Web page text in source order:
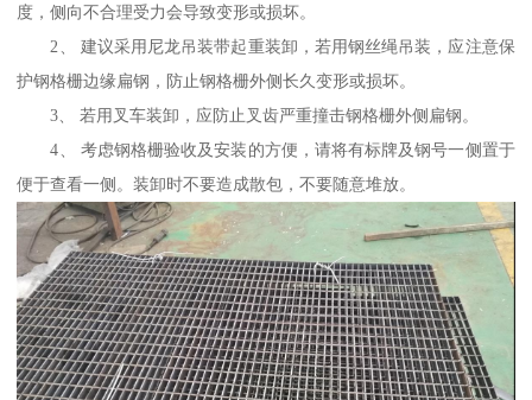
度，侧向不合理受力会导致变形或损坏。
2、 建议采用尼龙吊装带起重装卸，若用钢丝绳吊装，应注意保
护钢格栅边缘扁钢，防止钢格栅外侧长久变形或损坏。
3、 若用叉车装卸，应防止叉齿严重撞击钢格栅外侧扁钢。
4、 考虑钢格栅验收及安装的方便，请将有标牌及钢号一侧置于
便于查看一侧。装卸时不要造成散包，不要随意堆放。